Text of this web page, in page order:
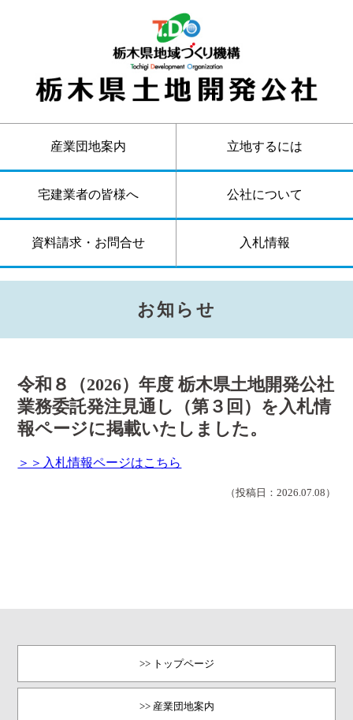
産業団地案内 立地するには
宅建業者の皆様へ 公社について
資料請求・お問合せ 入札情報
お知らせ
令和８（2026）年度 栃木県土地開発公社
業務委託発注見通し（第３回）を入札情
報ページに掲載いたしました。
＞＞入札情報ページはこちら
（投稿日：2026.07.08）
>> トップページ
>> 産業団地案内